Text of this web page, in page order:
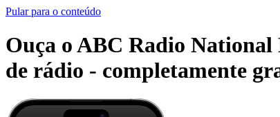
Pular para o conteúdo
Ouça o ABC Radio National
de rádio - completamente